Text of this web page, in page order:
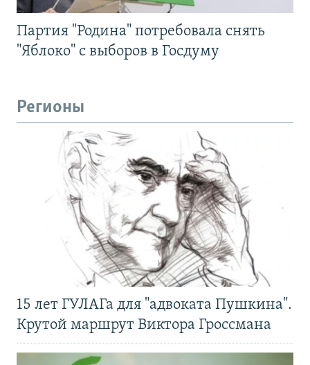
Партия "Родина" потребовала снять
"Яблоко" с выборов в Госдуму
Регионы
15 лет ГУЛАГа для "адвоката Пушкина".
Крутой маршрут Виктора Гроссмана